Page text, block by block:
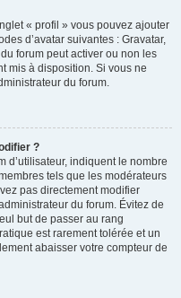
« profil » vous pouvez ajouter
d’avatar suivantes : Gravatar,
forum peut activer ou non les
mis à disposition. Si vous ne
du forum.
?
d’utilisateur, indiquent le nombre
tels que les modérateurs
pas directement modifier
du forum. Évitez de
but de passer au rang
est rarement tolérée et un
abaisser votre compteur de